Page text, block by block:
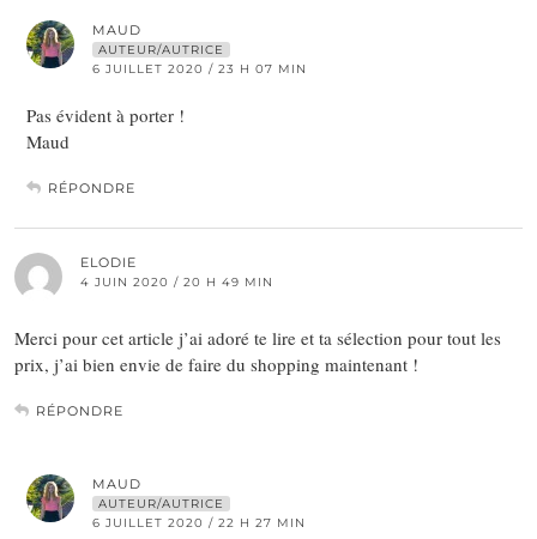
MAUD
AUTEUR/AUTRICE
6 JUILLET 2020 / 23 H 07 MIN
Pas évident à porter !
Maud
RÉPONDRE
ELODIE
4 JUIN 2020 / 20 H 49 MIN
Merci pour cet article j’ai adoré te lire et ta sélection pour tout les
prix, j’ai bien envie de faire du shopping maintenant !
RÉPONDRE
MAUD
AUTEUR/AUTRICE
6 JUILLET 2020 / 22 H 27 MIN